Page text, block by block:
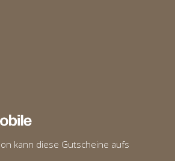
kann diese Gutscheine aufs